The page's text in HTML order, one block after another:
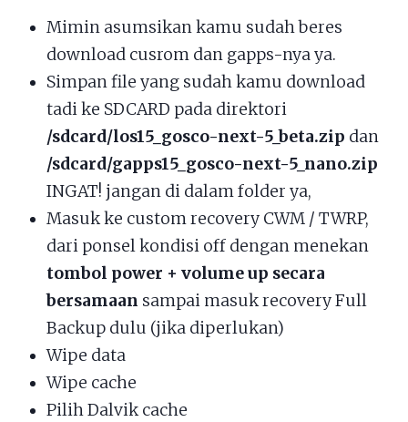
Mimin asumsikan kamu sudah beres
download cusrom dan gapps-nya ya.
Simpan file yang sudah kamu download
tadi ke SDCARD pada direktori
/sdcard/los15_gosco-next-5_beta.zip dan
/sdcard/gapps15_gosco-next-5_nano.zip
INGAT! jangan di dalam folder ya,
Masuk ke custom recovery CWM / TWRP,
dari ponsel kondisi off dengan menekan
tombol power + volume up secara
bersamaan sampai masuk recovery Full
Backup dulu (jika diperlukan)
Wipe data
Wipe cache
Pilih Dalvik cache